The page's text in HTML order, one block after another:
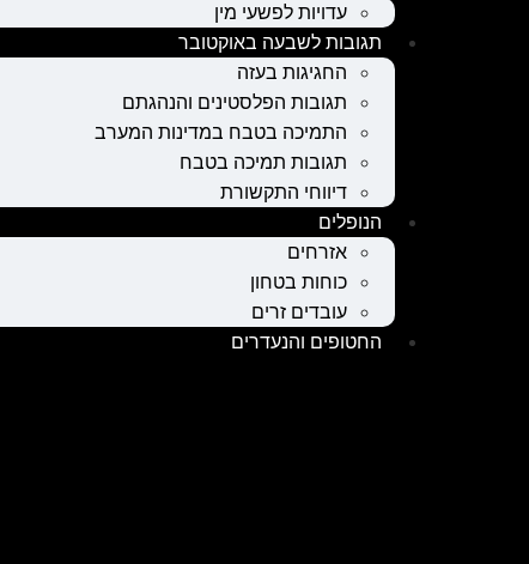
עדויות לפשעי מין
תגובות לשבעה באוקטובר
החגיגות בעזה
תגובות הפלסטינים והנהגתם
התמיכה בטבח במדינות המערב
תגובות תמיכה בטבח
דיווחי התקשורת
הנופלים
אזרחים
כוחות בטחון
עובדים זרים
החטופים והנעדרים